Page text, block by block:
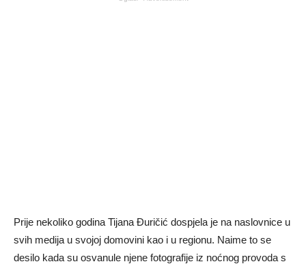
Prije nekoliko godina Tijana Đuričić dospjela je na naslovnice u
svih medija u svojoj domovini kao i u regionu. Naime to se
desilo kada su osvanule njene fotografije iz noćnog provoda s